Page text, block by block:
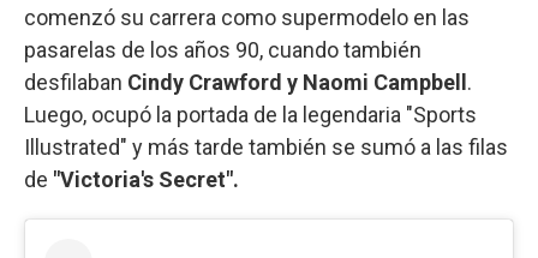
comenzó su carrera como supermodelo en las
pasarelas de los años 90, cuando también
desfilaban Cindy Crawford y Naomi Campbell .
Luego, ocupó la portada de la legendaria "Sports
Illustrated" y más tarde también se sumó a las filas
de "Victoria's Secret".